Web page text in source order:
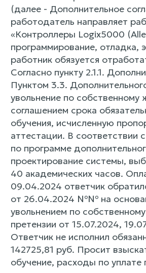
(далее - Дополнительное
работодатель направляет
«Контроллеры Logix5000
программирование, отладка,
работник обязуется
Согласно пункту 2.1.1.
Пунктом 3.3.
увольнение по
соглашением срока
обучения, исчисленную
аттестации. В
по программе
проектирование системы,
40 академических часов.
09.04.2024 ответчик
от 26.04.2024 №№ на
увольнением по
претензии от 15.07.2024,
Ответчик не исполнил
142725,81 руб. Просит
обучение, расходы по